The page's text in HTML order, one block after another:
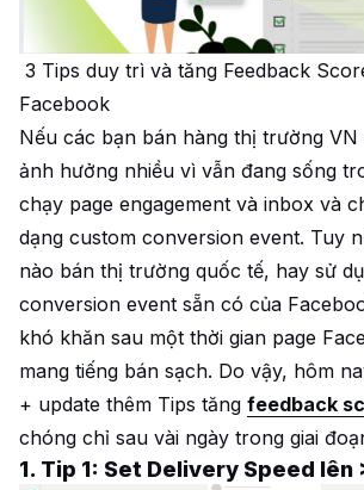
3 Tips duy trì và tăng Feedback
Facebook
Nếu các bạn bán hàng thị trường
ảnh hưởng nhiều vì vẫn đang sống
chạy page engagement và inbox và
dạng custom conversion event. Tuy
nào bán thị trường quốc tế, hay sử
conversion event sẵn có của
khó khăn sau một thời gian page
mang tiếng bán sạch. Do vậy, hôm
+ update thêm Tips tăng feedback
chóng chỉ sau vài ngày trong giai
1. Tip 1: Set Delivery Speed lên